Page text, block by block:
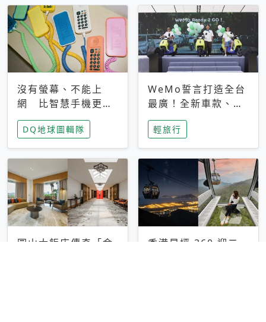
沒有螢幕、不能上
網 比智慧手機更讓
家長安心，美國孩童
瘋迷復古「有線電
話」
DQ地球圖輯隊
WeMo誓言打造全台
最廣！全新車款、獨
特香氛，共享科技迎
來新世代
輕旅行
圓山大飯店傳奇「金
香港昂坪 360 迎二